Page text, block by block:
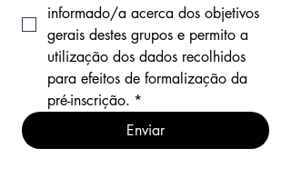
informado/a acerca dos objetivos
gerais destes grupos e permito a
utilização dos dados recolhidos
para efeitos de formalização da
pré-inscrição. *
Enviar